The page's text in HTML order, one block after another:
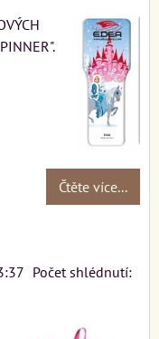
Čtěte více...
Počet shlédnutí: